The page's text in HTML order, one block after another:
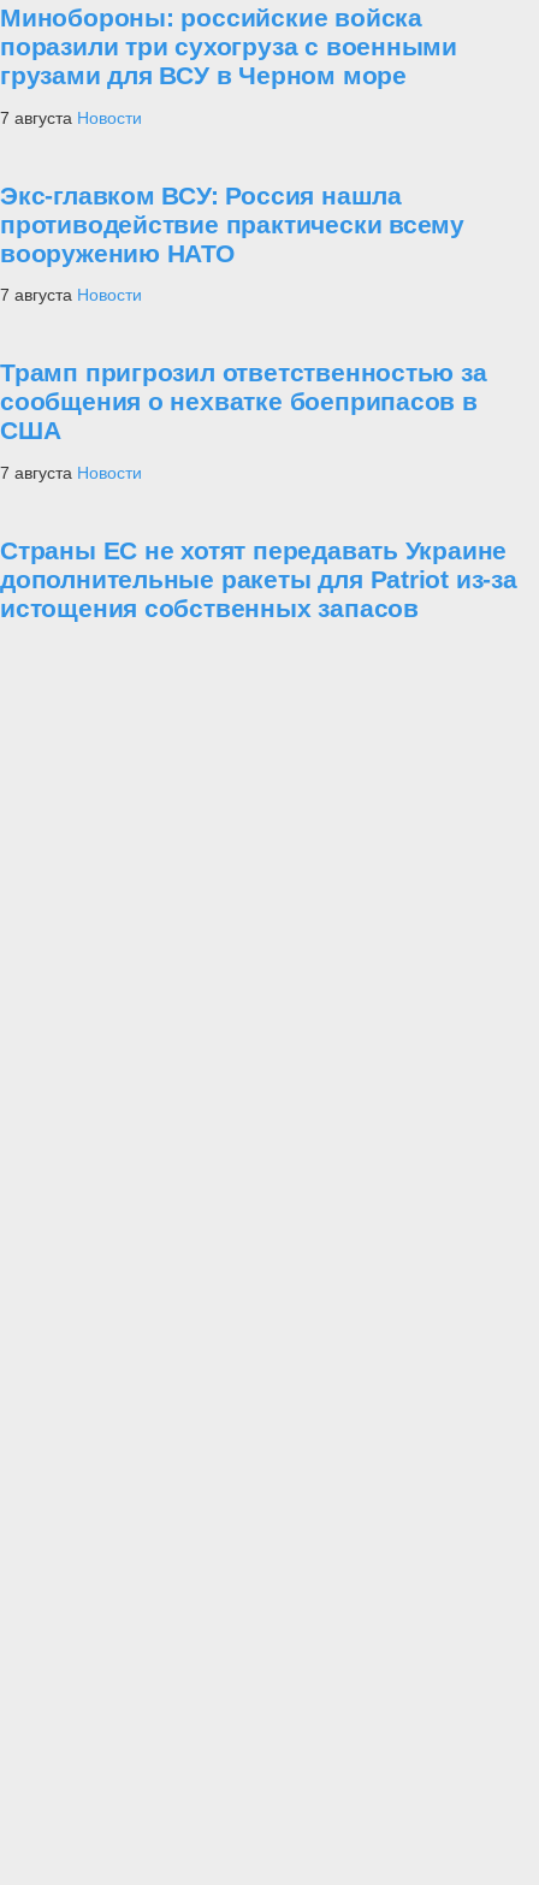
Минобороны: российские войска
поразили три сухогруза с военными
грузами для ВСУ в Черном море
7 августа Новости
Экс-главком ВСУ: Россия нашла
противодействие практически всему
вооружению НАТО
7 августа Новости
Трамп пригрозил ответственностью за
сообщения о нехватке боеприпасов в
США
7 августа Новости
Страны ЕС не хотят передавать Украине
дополнительные ракеты для Patriot из-за
истощения собственных запасов